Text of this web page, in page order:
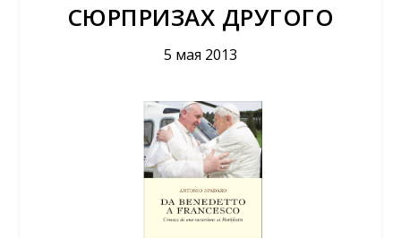
СЮРПРИЗАХ ДРУГОГО
5 мая 2013